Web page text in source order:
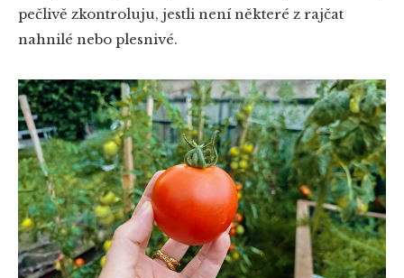
pečlivě zkontroluju, jestli není některé z rajčat
nahnilé nebo plesnivé.